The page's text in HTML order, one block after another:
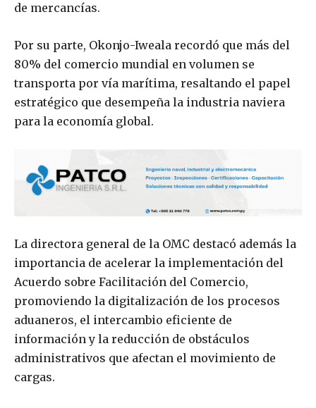
de mercancías.
Por su parte, Okonjo-Iweala recordó que más del
80% del comercio mundial en volumen se
transporta por vía marítima, resaltando el papel
estratégico que desempeña la industria naviera
para la economía global.
La directora general de la OMC destacó además la
importancia de acelerar la implementación del
Acuerdo sobre Facilitación del Comercio,
promoviendo la digitalización de los procesos
aduaneros, el intercambio eficiente de
información y la reducción de obstáculos
administrativos que afectan el movimiento de
cargas.